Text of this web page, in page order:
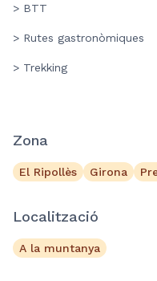
> BTT
> Rutes gastronòmiques
> Trekking
Zona
El Ripollès Girona
Localització
A la muntanya